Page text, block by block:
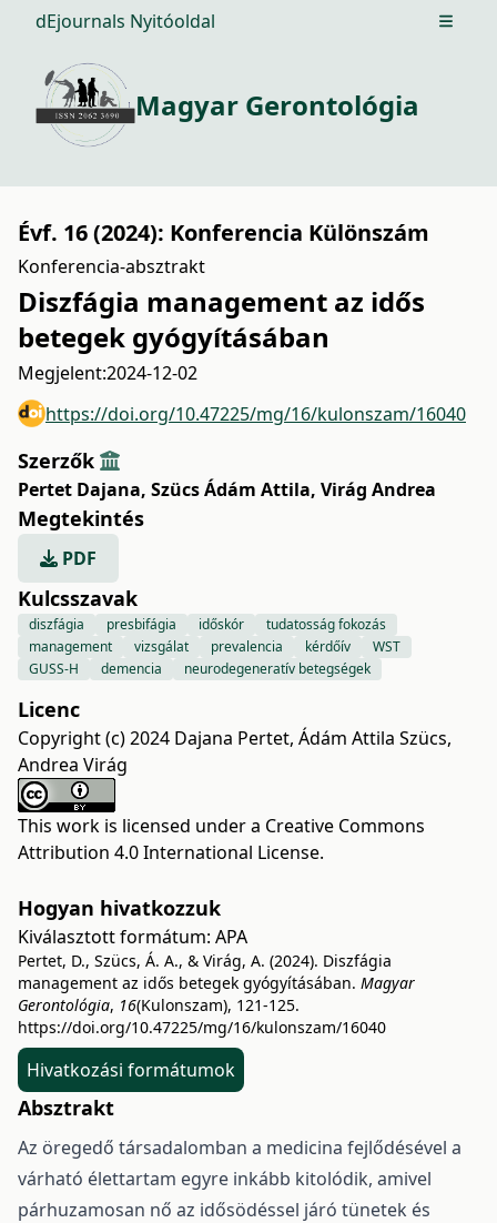
dEjournals Nyitóoldal Open
Magyar Gerontológia
Évf. 16 (2024): Konferencia Különszám
Konferencia-absztrakt
Diszfágia management az idős
betegek gyógyításában
Megjelent:2024-12-02
https://doi.org/10.47225/mg/16/kulonszam/16040
Szerzők
Pertet Dajana, Szücs Ádám Attila, Virág Andrea
Megtekintés
PDF
Kulcsszavak
diszfágia presbifágia időskór
tudatosság fokozás
management
vizsgálat prevalencia kérdőív
WST
GUSS-H
demencia neurodegeneratív betegségek
Licenc
Copyright (c) 2024 Dajana Pertet, Ádám Attila Szücs,
Andrea Virág
This work is licensed under a Creative Commons
Attribution 4.0 International License.
Hogyan hivatkozzuk
Kiválasztott formátum: APA
Pertet, D., Szücs, Á. A., & Virág, A. (2024). Diszfágia
management az idős betegek gyógyításában. Magyar
Gerontológia, 16(Kulonszam), 121-125.
https://doi.org/10.47225/mg/16/kulonszam/16040
Hivatkozási formátumok
Absztrakt
Az öregedő társadalomban a medicina fejlődésével a
várható élettartam egyre inkább kitolódik, amivel
párhuzamosan nő az idősödéssel járó tünetek és